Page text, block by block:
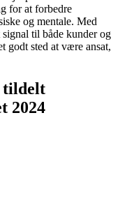
for at forbedre
og mentale. Med
til både kunder og
godt sted at være ansat,
tildelt
2024